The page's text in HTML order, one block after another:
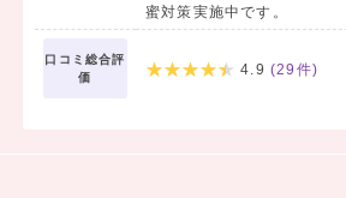
蜜対策実施中です。
口コミ総合評
価
4.9 (29 件)